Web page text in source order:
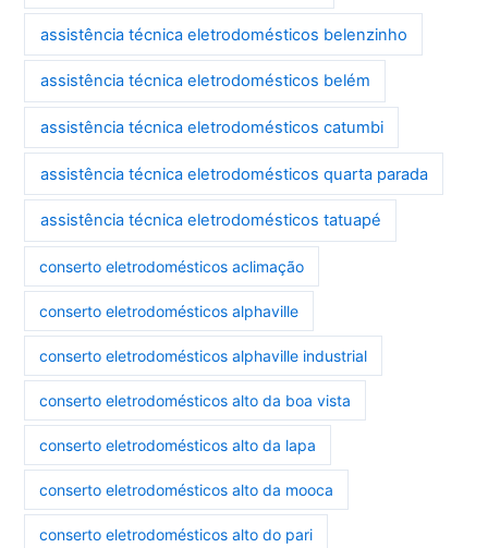
assistência técnica eletrodomésticos belenzinho
assistência técnica eletrodomésticos belém
assistência técnica eletrodomésticos catumbi
assistência técnica eletrodomésticos quarta parada
assistência técnica eletrodomésticos tatuapé
conserto eletrodomésticos aclimação
conserto eletrodomésticos alphaville
conserto eletrodomésticos alphaville industrial
conserto eletrodomésticos alto da boa vista
conserto eletrodomésticos alto da lapa
conserto eletrodomésticos alto da mooca
conserto eletrodomésticos alto do pari